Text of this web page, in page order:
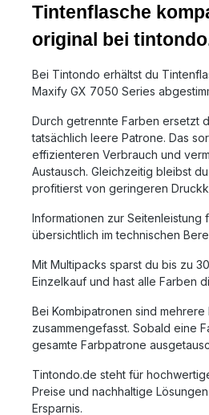
Tintenflasche
original bei
Bei Tintondo erhältst du
Maxify GX 7050 Series
Durch getrennte Farben ersetzt
tatsächlich leere Patrone. Das
effizienteren Verbrauch und
Austausch. Gleichzeitig bleibst
profitierst von geringeren
Informationen zur Seitenleistung
übersichtlich im technischen
Mit Multipacks sparst du bis zu
Einzelkauf und hast alle Farben
Bei Kombipatronen sind
zusammengefasst. Sobald eine
gesamte Farbpatrone
Tintondo.de steht für
Preise und nachhaltige
Ersparnis.